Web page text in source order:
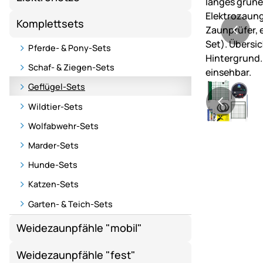
Komplettsets
Pferde- & Pony-Sets
Schaf- & Ziegen-Sets
Geflügel-Sets
Wildtier-Sets
Wolfabwehr-Sets
Marder-Sets
Hunde-Sets
Katzen-Sets
Garten- & Teich-Sets
Weidezaunpfähle "mobil"
Weidezaunpfähle "fest"